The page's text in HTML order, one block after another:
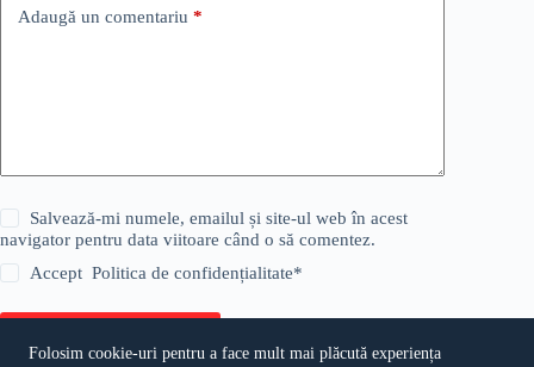
Folosim cookie-uri pentru a face mult mai plăcută experiența
Adaugă un comentariu *
Salvează-mi numele, emailul și site-ul web în acest
navigator pentru data viitoare când o să comentez.
AcceptPolitica de confidențialitate*